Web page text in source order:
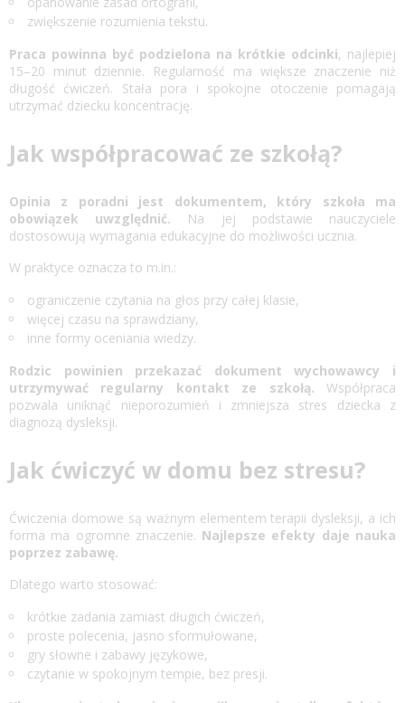
zwiększenie rozumienia tekstu.
Praca powinna być podzielona na krótkie odcinki, najlepiej
15–20 minut dziennie. Regularność ma większe znaczenie niż
długość ćwiczeń. Stała pora i spokojne otoczenie pomagają
utrzymać dziecku koncentrację.
Jak współpracować ze szkołą?
Opinia z poradni jest dokumentem, który szkoła ma
obowiązek uwzględnić. Na jej podstawie nauczyciele
dostosowują wymagania edukacyjne do możliwości ucznia.
W praktyce oznacza to m.in.:
ograniczenie czytania na głos przy całej klasie,
więcej czasu na sprawdziany,
inne formy oceniania wiedzy.
Rodzic powinien przekazać dokument wychowawcy i
utrzymywać regularny kontakt ze szkołą. Współpraca
pozwala uniknąć nieporozumień i zmniejsza stres dziecka z
diagnozą dysleksji.
Jak ćwiczyć w domu bez stresu?
Ćwiczenia domowe są ważnym elementem terapii dysleksji, a ich
forma ma ogromne znaczenie. Najlepsze efekty daje nauka
poprzez zabawę.
Dlatego warto stosować:
krótkie zadania zamiast długich ćwiczeń,
proste polecenia, jasno sformułowane,
gry słowne i zabawy językowe,
czytanie w spokojnym tempie, bez presji.